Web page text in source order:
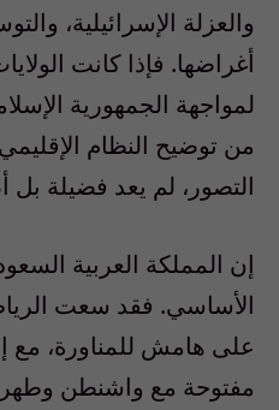
والعزلة الإسرائيلية،
أغراضها. فإذا كانت
لمواجهة الجمهورية
من توضيح النظام
التصور، لم يعد فضيلة بل
إن المملكة العربية
الأساسي. فقد سعت
على هامش للمناورة، مع
مفتوحة مع واشنطن